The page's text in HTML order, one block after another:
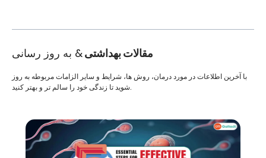
مقالات بهداشتی& به روز رسانی
با آخرین اطلاعات در مورد درمان، روش ها، شرایط و سایر الزامات مربوطه به روز
شوید تا زندگی خود را سالم تر و بهتر کنید.